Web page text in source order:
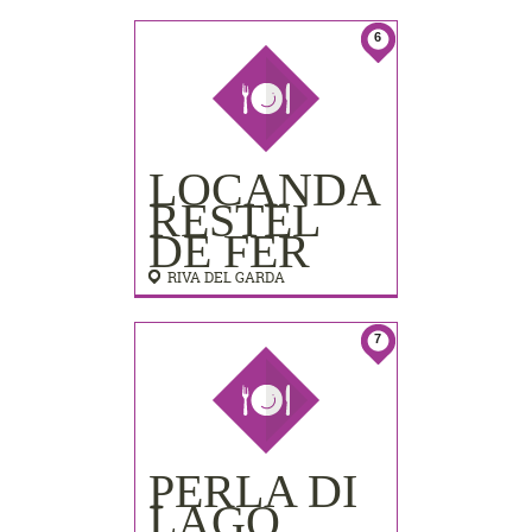
LIDO
PALACE) 6
LOCANDA
RESTEL
DE FER
RIVA DEL GARDA
7
PERLA DI